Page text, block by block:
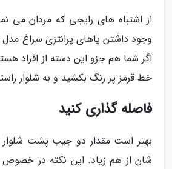
از اشتباه های رایجی که مردان می
وجود داشتن پاهای پرانتزی سراغ
اگر شما هم جزو این دسته از افراد
خط قرمز پر رنگ بکشید و به شلوار
فاصله گذاری کنید
بهتر است مقدار دو جیب پشت شلوار
شان از هم زیاد. این نکته در